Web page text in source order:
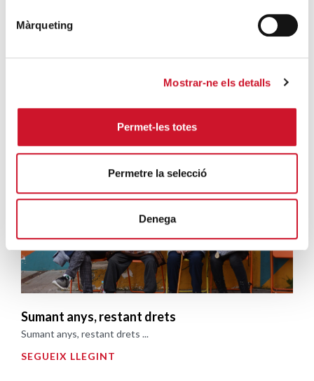
Màrqueting
Mostrar-ne els detalls
Permet-les totes
Permetre la selecció
Denega
SEGUEIX LLEGINT
Campanyes solidàries
Sumant anys, restant drets
Sumant anys, restant drets ...
SEGUEIX LLEGINT